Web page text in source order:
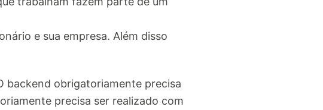
e sua empresa. Além disso
backend obrigatoriamente precisa
precisa ser realizado com